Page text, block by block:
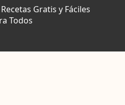
Gratis y Fáciles
Todos